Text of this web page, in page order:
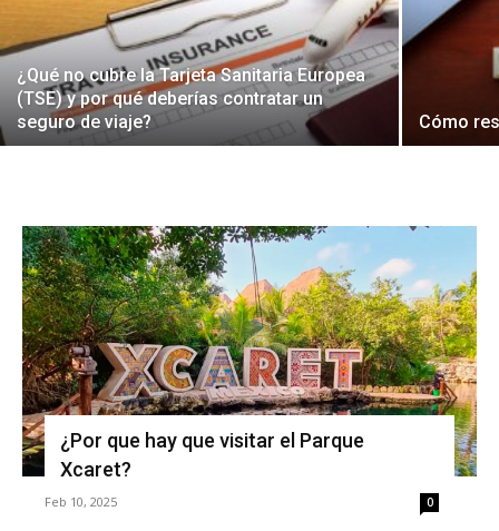
¿Qué no cubre la Tarjeta Sanitaria Europea
(TSE) y por qué deberías contratar un
seguro de viaje?
Cómo
¿Por que hay que visitar el Parque
Xcaret?
Feb 10, 2025 0